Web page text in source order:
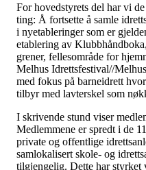
For hovedstyrets del har vi
ting: Å fortsette å samle
i nyetableringer som er
etablering av
grener, fellesområde for
Melhus Idrettsfestival//
med fokus på barneidrett
tilbyr med lavterskel som
I skrivende stund viser
Medlemmene er spredt i de
private og offentlige
samlokalisert skole- og
tilgjengelig. Dette har styrket